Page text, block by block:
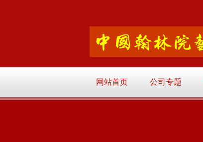
网站首页 公司专题